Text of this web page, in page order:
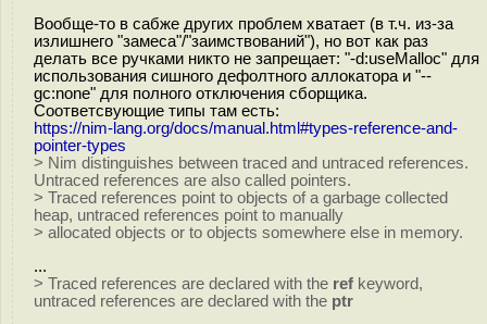
Вообще-то в сабже других проблем хватает (в т.ч. из-за
излишнего "замеса"/"заимствований"), но вот как раз
делать все ручками никто не запрещает: "-d:useMalloc" для
использования сишного дефолтного аллокатора и "--
gc:none" для полного отключения сборщика.
Соответсвующие типы там есть:
https://nim-lang.org/docs/manual.html#types-reference-and-
pointer-types
> Nim distinguishes between traced and untraced references.
Untraced references are also called pointers.
> Traced references point to objects of a garbage collected
heap, untraced references point to manually
> allocated objects or to objects somewhere else in memory.
...
> Traced references are declared with the ref keyword,
untraced references are declared with the ptr